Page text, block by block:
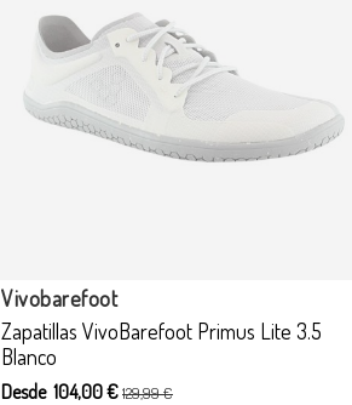
Zapatillas VivoBarefoot Primus Lite 3.5
Blanco
Vivobarefoot
Desde 104,00 €129,99 €